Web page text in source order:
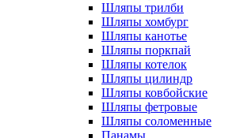
Шляпы трилби
Шляпы хомбург
Шляпы канотье
Шляпы поркпай
Шляпы котелок
Шляпы цилиндр
Шляпы ковбойские
Шляпы фетровые
Шляпы соломенные
Панамы